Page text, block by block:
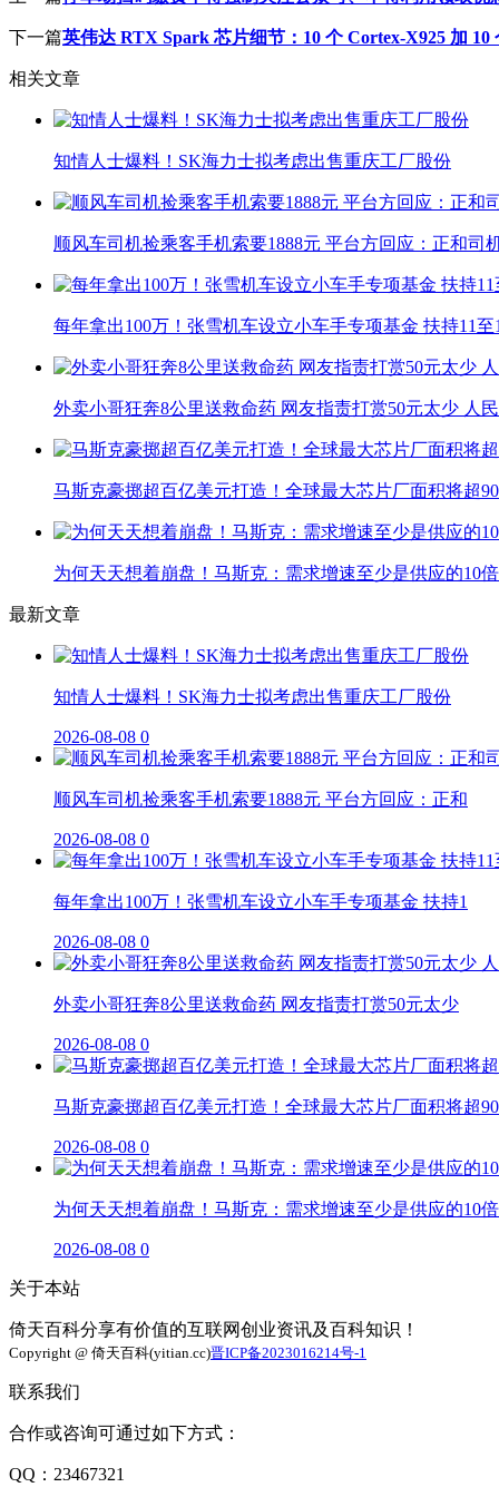
下一篇英伟达 RTX Spark 芯片细节：10 个 Cortex-X925 加 10
相关文章
知情人士爆料！SK海力士拟考虑出售重庆工厂股份
顺风车司机捡乘客手机索要1888元 平台方回应：正和司
每年拿出100万！张雪机车设立小车手专项基金 扶持11
外卖小哥狂奔8公里送救命药 网友指责打赏50元太少 人
马斯克豪掷超百亿美元打造！全球最大芯片厂面积将超
为何天天想着崩盘！马斯克：需求增速至少是供应的10
最新文章
知情人士爆料！SK海力士拟考虑出售重庆工厂股份
2026-08-08 0
顺风车司机捡乘客手机索要1888元 平台方回应：正和
2026-08-08 0
每年拿出100万！张雪机车设立小车手专项基金 扶持1
2026-08-08 0
外卖小哥狂奔8公里送救命药 网友指责打赏50元太少
2026-08-08 0
马斯克豪掷超百亿美元打造！全球最大芯片厂面积将超90
2026-08-08 0
为何天天想着崩盘！马斯克：需求增速至少是供应的10倍
2026-08-08 0
关于本站
倚天百科分享有价值的互联网创业资讯及百科知识！
Copyright @ 倚天百科(yitian.cc)晋ICP备2023016214号-1
联系我们
合作或咨询可通过如下方式：
QQ：23467321